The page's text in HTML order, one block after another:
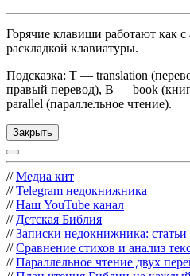
Горячие клавиши работают как с
раскладкой клавиатуры.
Подсказка: T — translation
правый перевод), B — book
parallel (параллельное чтение).
Закрыть
// Медиа кит
// Telegram недокнижника
// Наш YouTube канал
// Детская Библия
// Записки недокнижника: статьи
// Сравнение стихов и анализ
// Параллельное чтение двух